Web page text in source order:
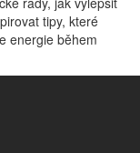
tipy, které
energie během